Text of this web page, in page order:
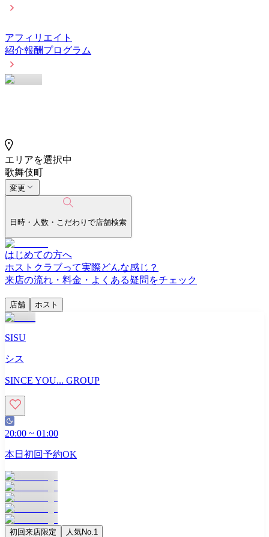
アフィリエイト
紹介報酬プログラム
エリアを選択中
歌舞伎町
変更
日時・人数・こだわりで店舗検索
はじめての方へ
ホストクラブって実際どんな感じ？
来店の流れ・料金・よくある疑問をチェック
店舗 ホスト
SISU
シス
SINCE YOU... GROUP
20:00 ~ 01:00
本日初回予約OK
初回来店限定 人気No.1